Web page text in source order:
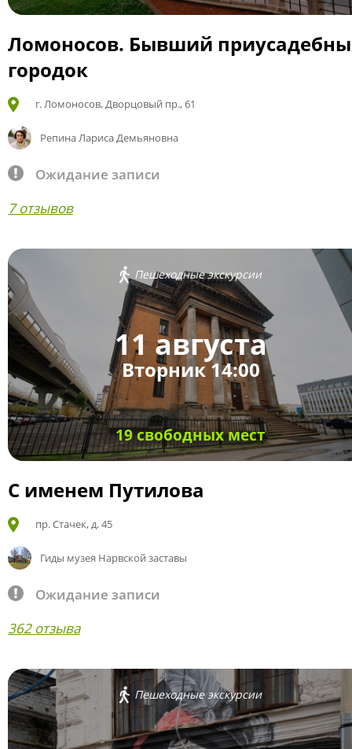
Ломоносов. Бывший
городок
г. Ломоносов, Дворцовый пр., 61
Репина Лариса Демьяновна
Ожидание записи
7 отзывов
Пешеходные экскурсии
11 августа
Вторник 14:00
19 свободных мест
С именем Путилова
пр. Стачек, д. 45
Гиды музея Нарвской заставы
Ожидание записи
362 отзыва
Пешеходные экскурсии